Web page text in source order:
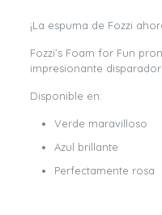
¡La espuma de Fozzi
Fozzi’s Foam for Fun
impresionante
Disponible en:
Verde maravilloso
Azul brillante
Perfectamente rosa